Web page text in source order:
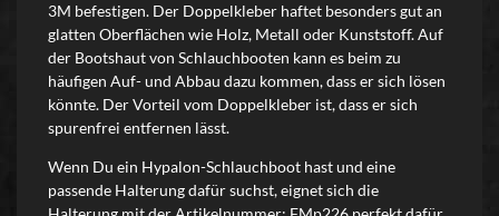
3M befestigen. Der Doppelkleber haftet besonders gut an
glatten Oberflächen wie Holz, Metall oder Kunststoff. Auf
der Bootshaut von Schlauchbooten kann es beim zu
häufigen Auf- und Abbau dazu kommen, dass er sich lösen
könnte. Der Vorteil vom Doppelkleber ist, dass er sich
spurenfrei entfernen lässt.
Wenn Du ein Hypalon-Schlauchboot hast und eine
passende Halterung dafür suchst, eignet sich die